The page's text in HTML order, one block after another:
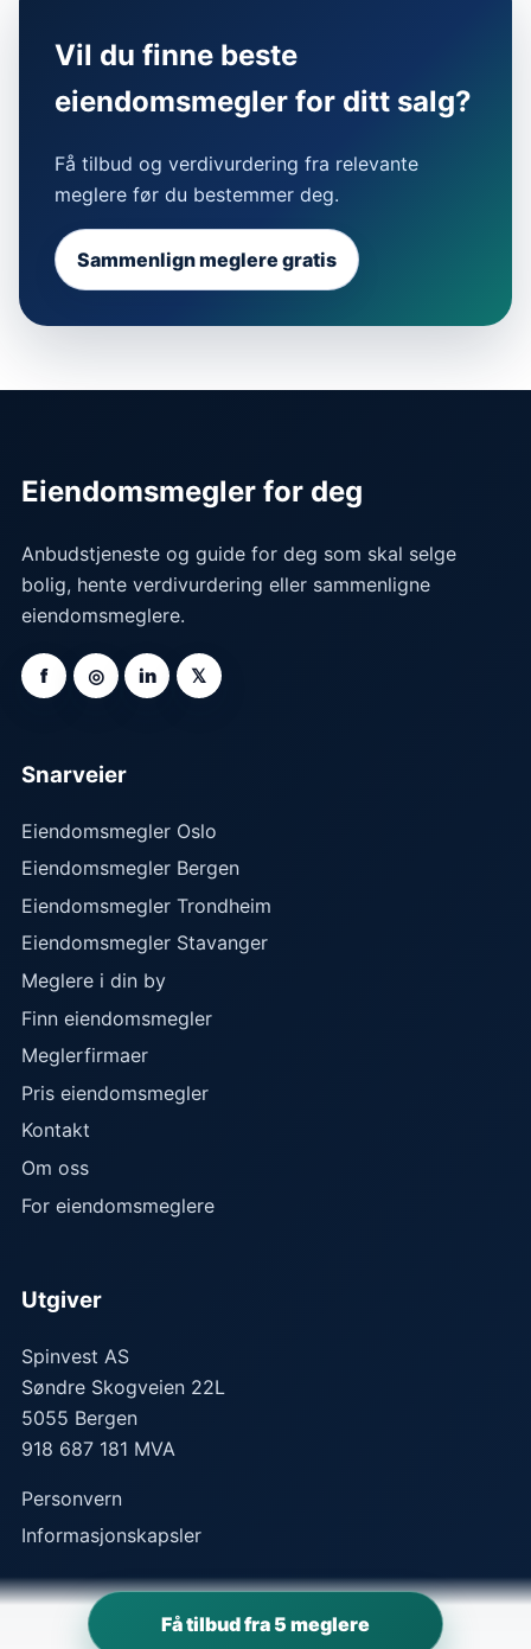
Vil du finne beste
eiendomsmegler for ditt salg?
Få tilbud og verdivurdering fra relevante
meglere før du bestemmer deg.
Sammenlign meglere gratis
Få tilbud fra 5 meglere
Eiendomsmegler for deg
Anbudstjeneste og guide for deg som skal selge
bolig, hente verdivurdering eller sammenligne
eiendomsmeglere.
f ◎ in 𝕏
Snarveier
Eiendomsmegler Oslo
Eiendomsmegler Bergen
Eiendomsmegler Trondheim
Eiendomsmegler Stavanger
Meglere i din by
Finn eiendomsmegler
Meglerfirmaer
Pris eiendomsmegler
Kontakt
Om oss
For eiendomsmeglere
Utgiver
Spinvest AS
Søndre Skogveien 22L
5055 Bergen
918 687 181 MVA
Personvern
Informasjonskapsler